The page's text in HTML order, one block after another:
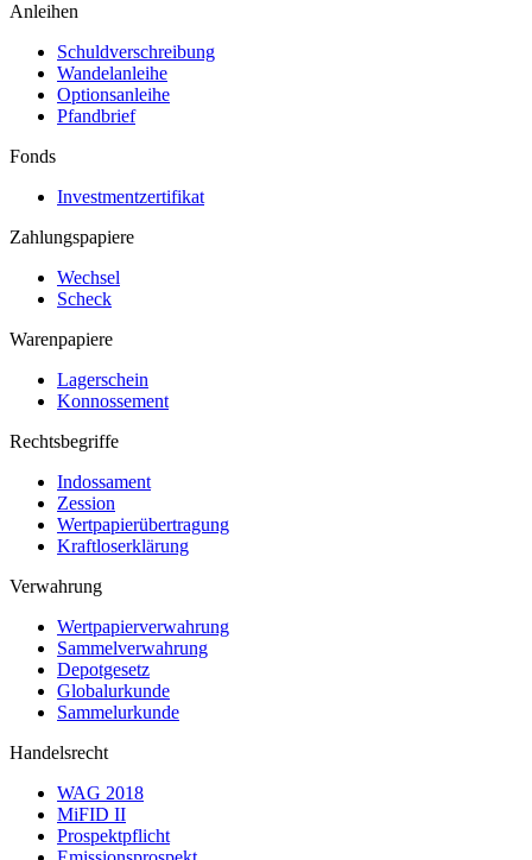
Anleihen
Schuldverschreibung
Wandelanleihe
Optionsanleihe
Pfandbrief
Fonds
Investmentzertifikat
Zahlungspapiere
Wechsel
Scheck
Warenpapiere
Lagerschein
Konnossement
Rechtsbegriffe
Indossament
Zession
Wertpapierübertragung
Kraftloserklärung
Verwahrung
Wertpapierverwahrung
Sammelverwahrung
Depotgesetz
Globalurkunde
Sammelurkunde
Handelsrecht
WAG 2018
MiFID II
Prospektpflicht